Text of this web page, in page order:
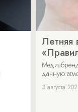
Летняя
дачную
3 августа